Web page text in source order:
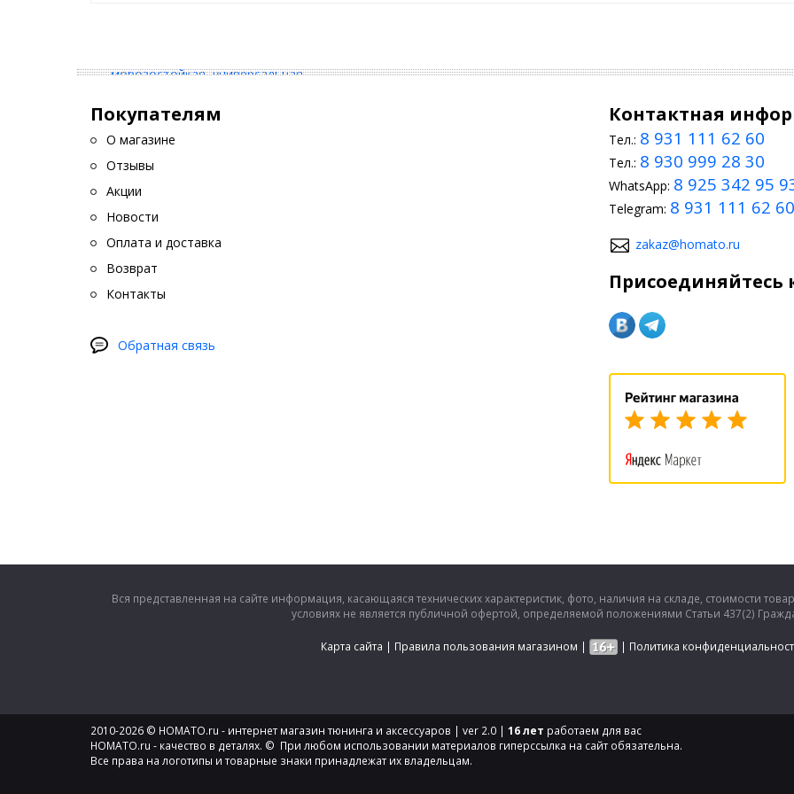
Покупателям
О магазине
Отзывы
Акции
Новости
Оплата и доставка
Возврат
Контакты
Обратная связь
Контактная
Тел.: 8 931 111 62 60
Тел.: 8 930 999 28 30
WhatsApp: 8 925 342 95
Telegram: 8 931 111 62 60
zakaz@homato.ru
Присоединяйтесь
Вся представленная на сайте информация, касающаяся технических характеристик, фото, наличия на складе, стоимости
условиях не является публичной офертой, определяемой положениями Статьи 437(2)
Карта сайта | Правила пользования магазином | | Политика
2010-2026 © HOMATO.ru - интернет магазин тюнинга и аксессуаров | ver 2.0 | 16 лет работаем для вас
HOMATO.ru - качество в деталях. © При любом использовании материалов гиперссылка на сайт обязательна.
Все права на логотипы и товарные знаки принадлежат их владельцам.